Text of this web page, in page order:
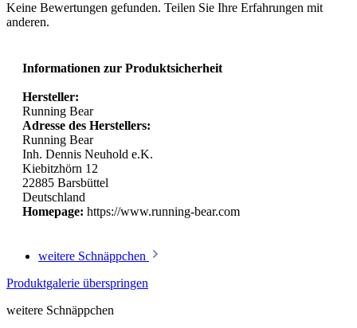
Keine Bewertungen gefunden. Teilen Sie Ihre Erfahrungen mit
anderen.
Informationen zur Produktsicherheit
Hersteller:
Running Bear
Adresse des Herstellers:
Running Bear
Inh. Dennis Neuhold e.K.
Kiebitzhörn 12
22885 Barsbüttel
Deutschland
Homepage: https://www.running-bear.com
weitere Schnäppchen
Produktgalerie überspringen
weitere Schnäppchen